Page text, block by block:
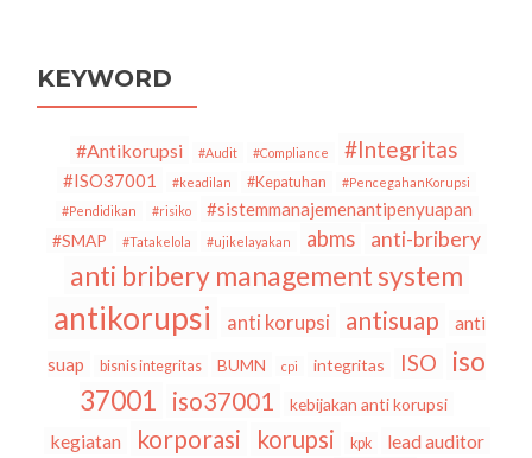
KEYWORD
#Antikorupsi #Audit #Compliance #Integritas
#ISO37001 #keadilan #Kepatuhan
#PencegahanKorupsi
#Pendidikan
#risiko #sistemmanajemenantipenyuapan
#SMAP #Tatakelola #ujikelayakan abms anti-bribery
anti bribery management system
antikorupsi anti korupsi antisuap
anti
suap
bisnis integritas BUMN cpi integritas ISO
iso
37001
iso37001 kebijakan anti korupsi
kegiatan korporasi korupsi kpk lead auditor